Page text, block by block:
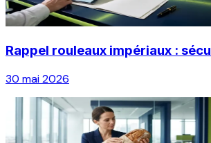
Rappel rouleaux impériaux :
30 mai 2026